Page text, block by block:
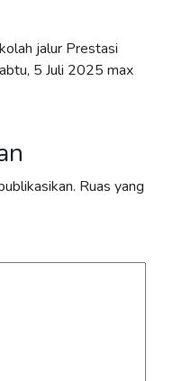
jalur Prestasi
5 Juli 2025 max
Ruas yang